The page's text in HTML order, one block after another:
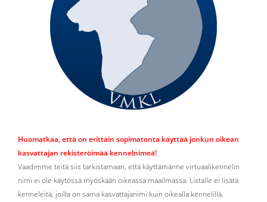
Huomatkaa, että on erittäin sopimatonta käyttää jonkun oikean
kasvattajan rekisteröimää kennelnimeä!
Vaadimme teitä siis tarkistamaan, että käyttämänne virtuaalikennelin
nimi ei ole käytössä myöskään oikeassa maailmassa. Listalle ei lisätä
kenneleitä, joilla on sama kasvattajanimi kuin oikealla kennelillä.